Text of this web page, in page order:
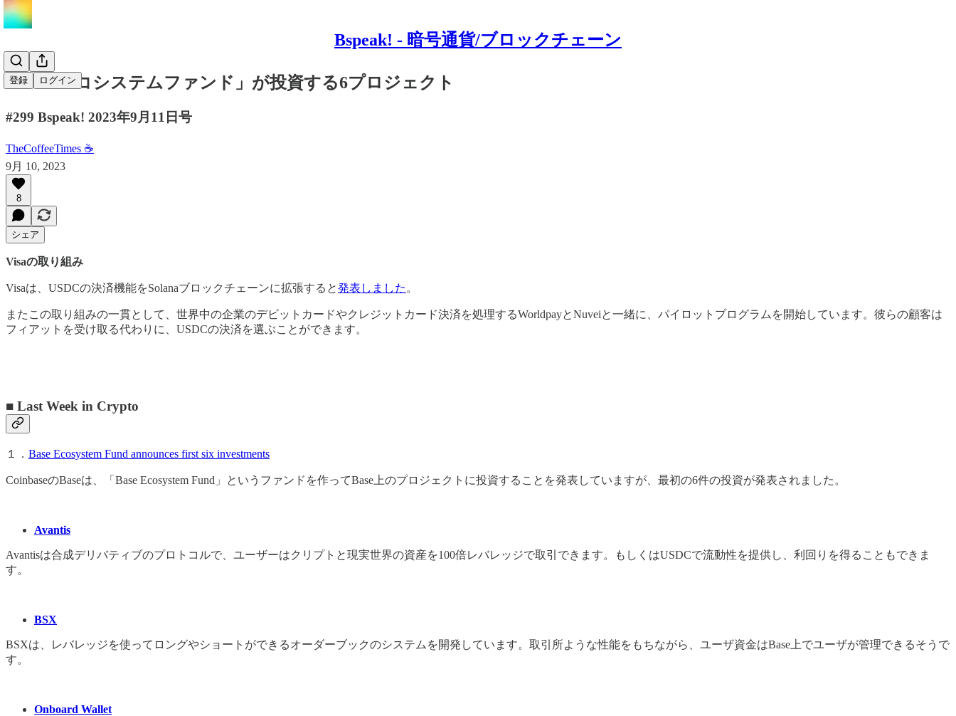
Bspeak! - 暗号通貨/ブロックチェーン
登録 ログイン
「Baseエコシステムファンド」が投資する6プロジェクト
#299 Bspeak! 2023年9月11日号
TheCoffeeTimes ☕
9月 10, 2023
8
シェア
Visaの取り組み
Visaは、USDCの決済機能をSolanaブロックチェーンに拡張すると発表しました 。
またこの取り組みの一貫として、世界中の企業のデビットカードやクレジットカード決済を処理するWorldpayとNuveiと一緒に、パイロットプログラムを開始しています。彼らの顧客は
フィアットを受け取る代わりに、USDCの決済を選ぶことができます。
■ Last Week in Crypto
１． Base Ecosystem Fund announces first six investments
CoinbaseのBaseは、「Base Ecosystem Fund」というファンドを作ってBase上のプロジェクトに投資することを発表していますが、最初の6件の投資が発表されました。
Avantis
Avantisは合成デリバティブのプロトコルで、ユーザーはクリプトと現実世界の資産を100倍レバレッジで取引できます。もしくはUSDCで流動性を提供し、利回りを得ることもできま
す。
BSX
BSXは、レバレッジを使ってロングやショートができるオーダーブックのシステムを開発しています。取引所ような性能をもちながら、ユーザ資金はBase上でユーザが管理できるそうで
す。
Onboard Wallet